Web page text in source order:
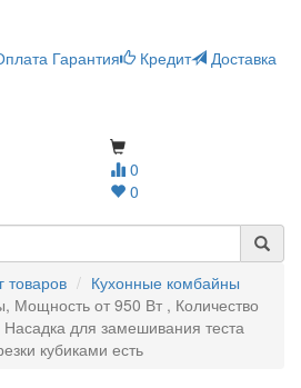
Гарантия Кредит
Доставка
0
0
товаров
Кухонные комбайны
Мощность от 950 Вт , Количество
для замешивания теста
кубиками есть